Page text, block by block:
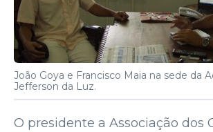
João Goya e Francisco Maia na sede da
Jefferson da Luz.
O presidente a Associação dos